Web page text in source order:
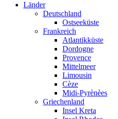
Länder
Deutschland
Ostseeküste
Frankreich
Atlantikküste
Dordogne
Provence
Mittelmeer
Limousin
Cèze
Midi-Pyrènèes
Griechenland
Insel Kreta